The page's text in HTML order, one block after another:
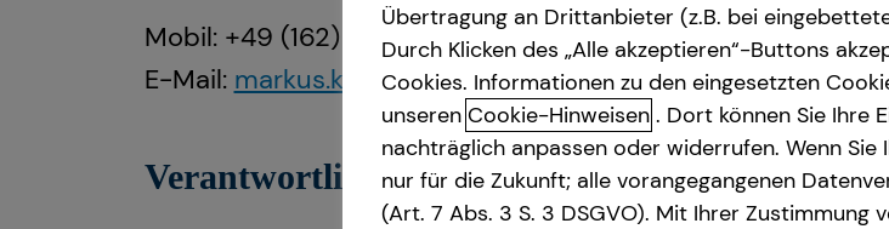
Mobil: +49 (162) 9456270
E-Mail: markus.krause@tecis.de
Verantwortlicher im Sinne des § 18 Abs. 2
Übertragung an Drittanbieter (z.B. bei
Durch Klicken des „Alle akzeptieren“-Buttons
Cookies. Informationen zu den eingesetzten
unseren Cookie-Hinweisen . Dort können Sie Ihre
nachträglich anpassen oder widerrufen. Wenn Sie
nur für die Zukunft; alle vorangegangenen
(Art. 7 Abs. 3 S. 3 DSGVO). Mit Ihrer Zustimmung